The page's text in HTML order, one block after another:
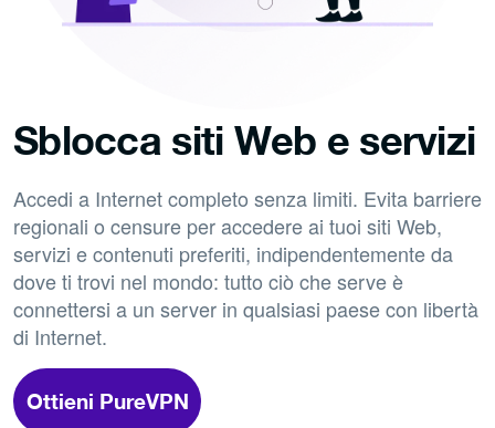
Sblocca siti Web e servizi
Accedi a Internet completo senza limiti. Evita barriere
regionali o censure per accedere ai tuoi siti Web,
servizi e contenuti preferiti, indipendentemente da
dove ti trovi nel mondo: tutto ciò che serve è
connettersi a un server in qualsiasi paese con libertà
di Internet.
Ottieni PureVPN